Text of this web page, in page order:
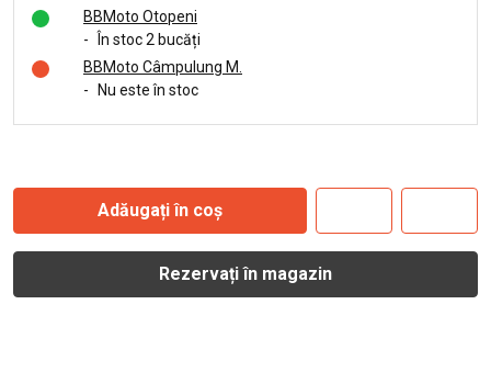
BBMoto Otopeni
-
În stoc 2 bucăți
BBMoto Câmpulung M.
-
Nu este în stoc
Adăugați în coș
Rezervați în magazin